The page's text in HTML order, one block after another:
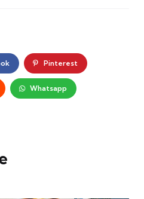
Pinterest
Whatsapp